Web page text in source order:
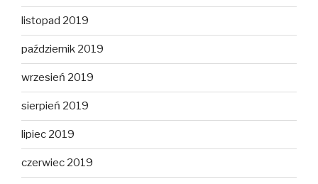
listopad 2019
październik 2019
wrzesień 2019
sierpień 2019
lipiec 2019
czerwiec 2019